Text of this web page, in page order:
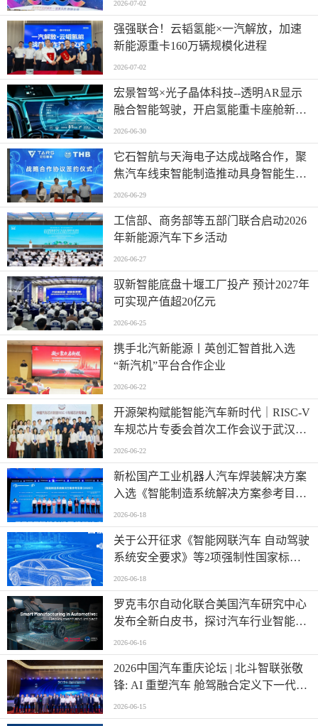
2026-07-02
强强联合！云韬氢能×一汽解放，加速
新能源重卡160万辆规模化进程
2026-07-02
宏景智驾×光子晶体科技--透明AR显示
融合智能驾驶，开启氢能重卡座舱新时
代
2026-06-30
它石智航与天海电子达成战略合作，聚
焦汽车线束智能制造推动具身智能生产
落地
2026-06-29
工信部、商务部等五部门联合启动2026
年新能源汽车下乡活动
2026-06-27
驭新智能底盘十堰工厂投产 预计2027年
可实现产值超20亿元
2026-06-25
携手北汽新能源丨英创汇智首批入选
“新汽机”平台合作企业
2026-06-22
开源架构赋能智能汽车新时代｜RISC-V
车规芯片专委会首次工作会议于武汉圆
满召开
2026-06-22
新松国产工业机器人汽车焊装解决方案
入选《智能制造系统解决方案参考目录
（2026）》
2026-06-18
关于公开征求《智能网联汽车 自动驾驶
系统安全要求》等2项强制性国家标准
（报批稿）、《车载事故紧急呼叫系
统》强制性国家标准外文版（报批稿）
意见的公示
2026-06-18
罗克韦尔自动化联合美国汽车研究中心
发布全新白皮书，探讨汽车行业智能制
造发展新阶段
2026-06-16
2026中国汽车重庆论坛 | 北斗智联张敬
锋: AI 重塑汽车 舱驾融合定义下一代出
行
2026-06-15